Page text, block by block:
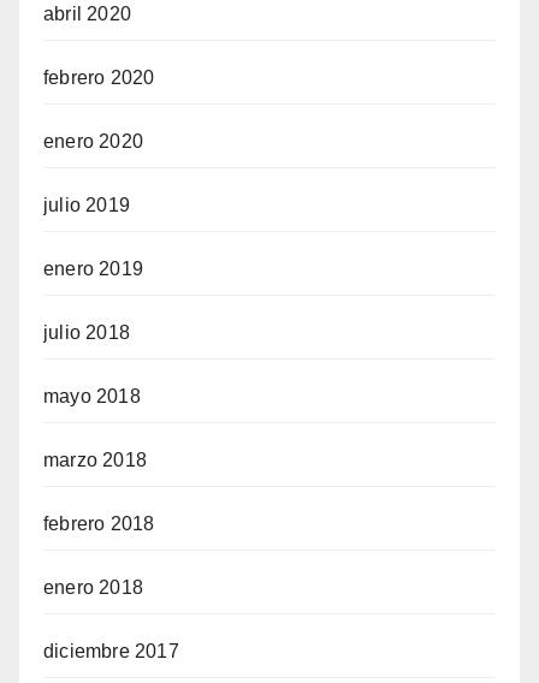
abril 2020
febrero 2020
enero 2020
julio 2019
enero 2019
julio 2018
mayo 2018
marzo 2018
febrero 2018
enero 2018
diciembre 2017